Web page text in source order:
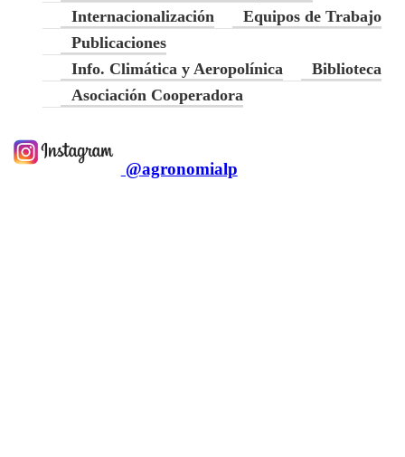
Internacionalización
Equipos de Trabajo
Publicaciones
Info. Climática y Aeropolínica
Biblioteca
Asociación Cooperadora
@agronomialp